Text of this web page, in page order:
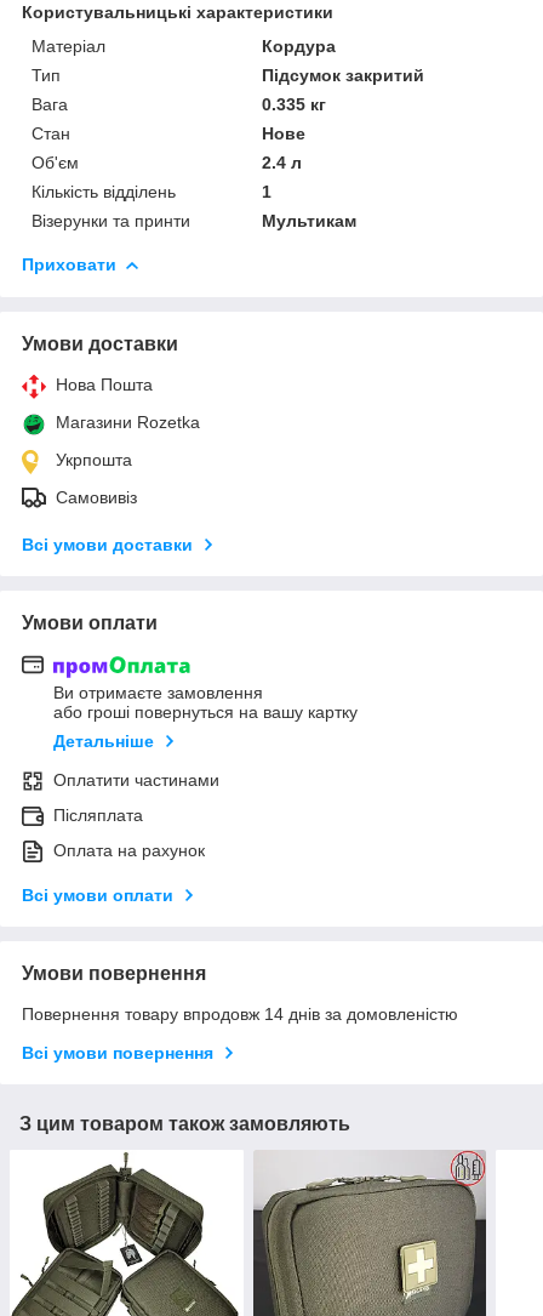
Користувальницькі характеристики
Матеріал
Кордура
Тип
Підсумок закритий
Вага
0.335 кг
Стан
Нове
Об'єм
2.4 л
Кількість відділень
1
Візерунки та принти
Мультикам
Приховати
Умови доставки
Нова Пошта
Магазини Rozetka
Укрпошта
Самовивіз
Всі умови доставки
Умови оплати
Ви отримаєте замовлення
або гроші повернуться на вашу картку
Детальніше
Оплатити частинами
Післяплата
Оплата на рахунок
Всі умови оплати
Умови повернення
Повернення товару впродовж 14 днів за домовленістю
Всі умови повернення
З цим товаром також замовляють